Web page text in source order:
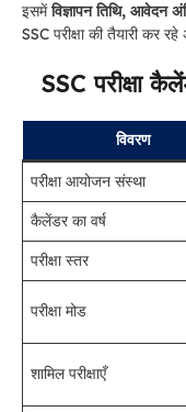
इसमेंविज्ञापन तिथि, आवेदन
SSC परीक्षा की तैयारी कर
SSC परीक्षा
विवरण
परीक्षा आयोजन संस्था
कैलेंडर का वर्ष
परीक्षा स्तर
परीक्षा मोड
शामिल परीक्षाएँ